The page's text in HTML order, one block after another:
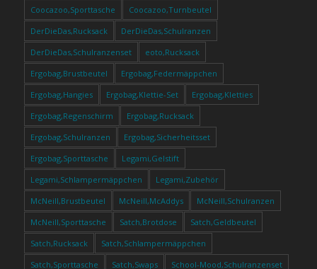
Coocazoo,Sporttasche
Coocazoo,Turnbeutel
DerDieDas,Rucksack
DerDieDas,Schulranzen
DerDieDas,Schulranzenset
eoto,Rucksack
Ergobag,Brustbeutel
Ergobag,Federmäppchen
Ergobag,Hangies
Ergobag,Klettie-Set
Ergobag,Kletties
Ergobag,Regenschirm
Ergobag,Rucksack
Ergobag,Schulranzen
Ergobag,Sicherheitsset
Ergobag,Sporttasche
Legami,Gelstift
Legami,Schlampermäppchen
Legami,Zubehör
McNeill,Brustbeutel
McNeill,McAddys
McNeill,Schulranzen
McNeill,Sporttasche
Satch,Brotdose
Satch,Geldbeutel
Satch,Rucksack
Satch,Schlampermäppchen
Satch,Sporttasche
Satch,Swaps
School-Mood,Schulranzenset